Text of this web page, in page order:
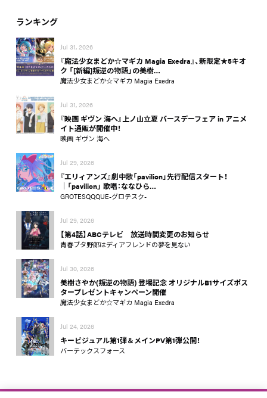
ランキング
Jul 31, 2026
『魔法少女まどか☆マギカ Magia Exedra』、新限定★5キオ
ク 「[新編]叛逆の物語」の美樹…
魔法少女まどか☆マギカ Magia Exedra
Jul 31, 2026
『映画 ギヴン 海へ』上ノ山立夏 バースデーフェア in アニメ
イト通販が開催中！
映画 ギヴン 海へ
Jul 29, 2026
『エリィアンズ』劇中歌「pavilion」先行配信スタート！
│「pavilion」 歌唱：ななひら…
GROTESQQQUE-グロテスク-
Jul 29, 2026
【第4話】ABCテレビ 放送時間変更のお知らせ
青春ブタ野郎はディアフレンドの夢を見ない
Jul 30, 2026
美樹さやか(叛逆の物語) 登場記念 オリジナルB1サイズポス
タープレゼントキャンペーン開催
魔法少女まどか☆マギカ Magia Exedra
Jul 24, 2026
キービジュアル第1弾＆メインPV第1弾公開！
バーテックスフォース